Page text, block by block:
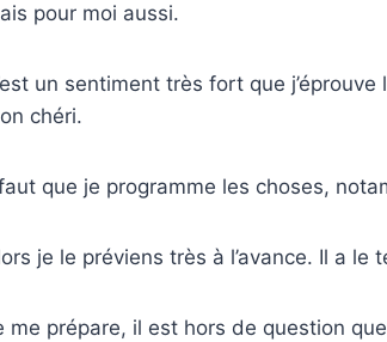
pour moi aussi.
un sentiment très fort que
chéri.
que je programme les choses,
je le préviens très à l’avance. Il a le
me prépare, il est hors de question